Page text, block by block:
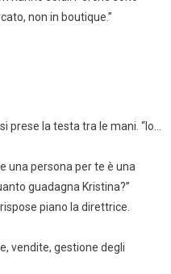
non in boutique.”
prese la testa tra le mani. “Io…
una persona per te è una
guadagna Kristina?”
piano la direttrice.
vendite, gestione degli